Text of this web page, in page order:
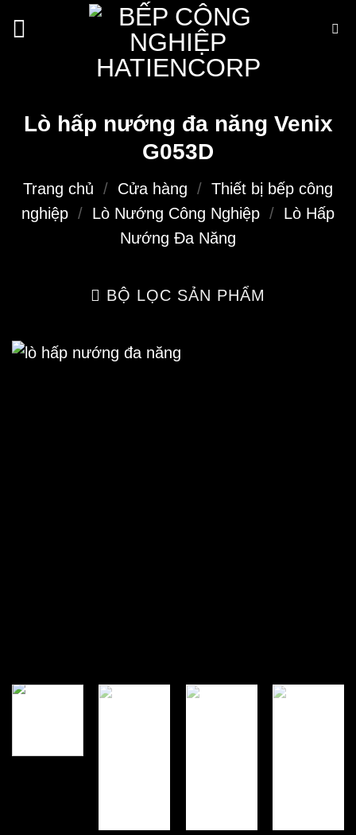
qua
Lò hấp nướng đa năng Venix
G053D
Trang chủ / Cửa hàng / Thiết bị bếp công
nghiệp / Lò Nướng Công Nghiệp / Lò Hấp
Nướng Đa Năng
BỘ LỌC SẢN PHẨM